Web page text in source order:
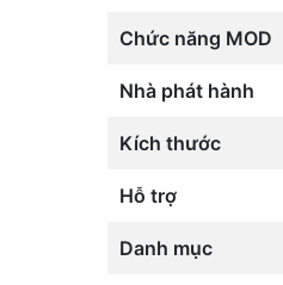
Chức năng MOD
Nhà phát hành
Kích thước
Hỗ trợ
Danh mục